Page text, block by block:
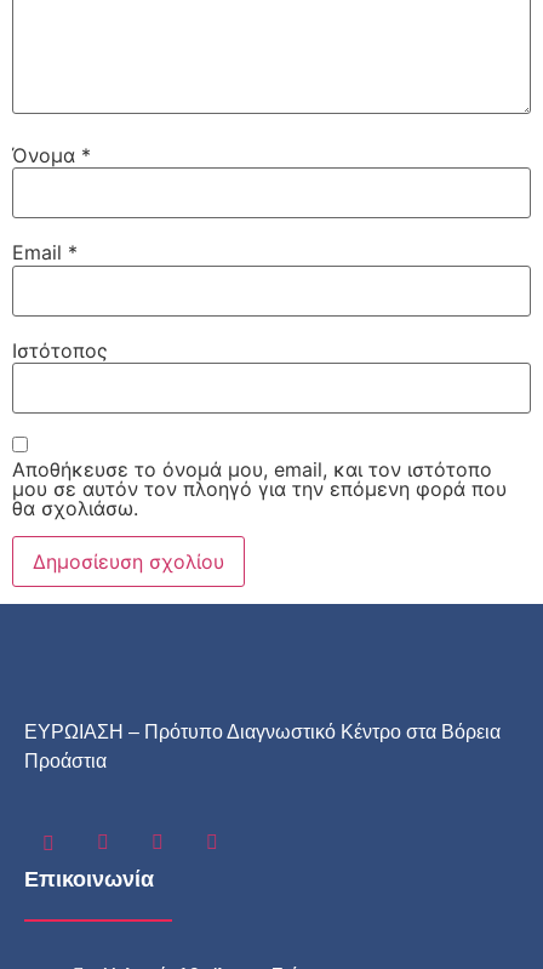
Όνομα *
Email *
Ιστότοπος
Αποθήκευσε το όνομά μου, email, και τον ιστότοπο
μου σε αυτόν τον πλοηγό για την επόμενη φορά που
θα σχολιάσω.
ΕΥΡΩΙΑΣΗ – Πρότυπο Διαγνωστικό Κέντρο στα Βόρεια
Προάστια
Επικοινωνία